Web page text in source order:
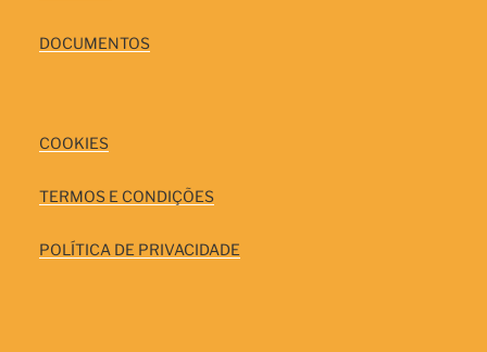
DOCUMENTOS
COOKIES
TERMOS E CONDIÇÕES
POLÍTICA DE PRIVACIDADE